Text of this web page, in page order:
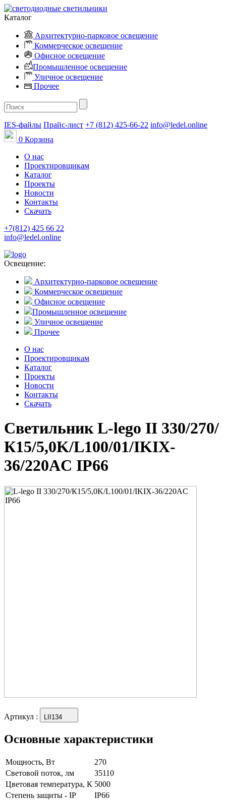
Каталог
Архитектурно-парковое освещение
Коммерческое освещение
Офисное освещение
Промышленное освещение
Уличное освещение
Прочее
IES-файлы Прайс-лист +7 (812) 425-66-22 info@ledel.online
0 Корзина
О нас
Проектировщикам
Каталог
Проекты
Новости
Контакты
Скачать
+7(812) 425 66 22
info@ledel.online
Освещение:
Архитектурно-парковое освещение
Коммерческое освещение
Офисное освещение
Промышленное освещение
Уличное освещение
Прочее
О нас
Проектировщикам
Каталог
Проекты
Новости
Контакты
Скачать
Светильник L-lego II 330/270/
К15/5,0K/L100/01/IKIX-
36/220AC IP66
Артикул : LII134
Основные характеристики
Мощность, Вт
270
Световой поток, лм
35110
Цветовая температура, К 5000
Степень защиты - IP
IP66